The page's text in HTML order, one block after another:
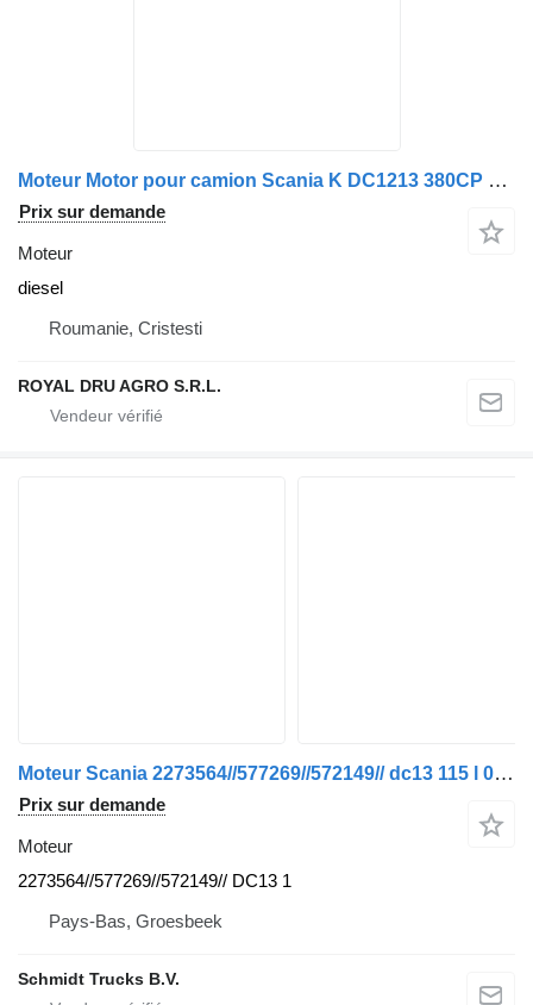
Moteur Motor pour camion Scania K DC1213 380CP Euro 4 HPI 2006
Prix sur demande
Moteur
diesel
Roumanie, Cristesti
ROYAL DRU AGRO S.R.L.
Moteur Scania 2273564//577269//572149// dc13 115 l 01 410 pk euro 6 pour camion
Prix sur demande
Moteur
2273564//577269//572149// DC13 1
Pays-Bas, Groesbeek
Schmidt Trucks B.V.